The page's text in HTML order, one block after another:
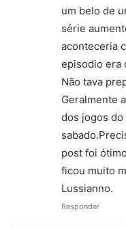
um belo de
série
aconteceria
episodio era
Não tava
Geralmente
dos jogos do
post foi
ficou muito
Lussianno.
Responder